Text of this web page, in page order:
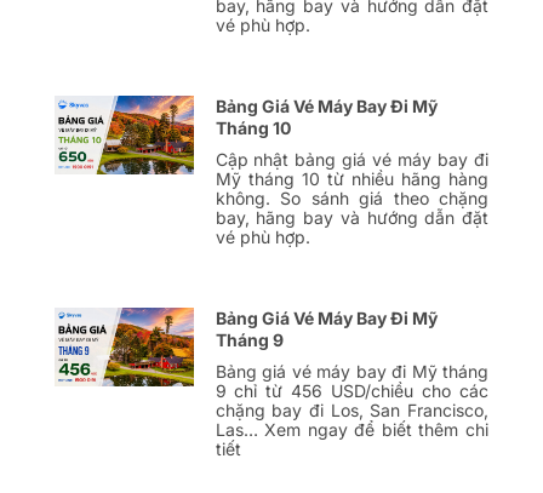
bay, hãng bay và hướng dẫn đặt
vé phù hợp.
Bảng Giá Vé Máy Bay Đi Mỹ
Tháng 10
Cập nhật bảng giá vé máy bay đi
Mỹ tháng 10 từ nhiều hãng hàng
không. So sánh giá theo chặng
bay, hãng bay và hướng dẫn đặt
vé phù hợp.
Bảng Giá Vé Máy Bay Đi Mỹ
Tháng 9
Bảng giá vé máy bay đi Mỹ tháng
9 chỉ từ 456 USD/chiều cho các
chặng bay đi Los, San Francisco,
Las… Xem ngay để biết thêm chi
tiết